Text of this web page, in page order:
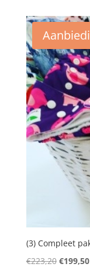
(3) Compleet
€223,20 €199,50